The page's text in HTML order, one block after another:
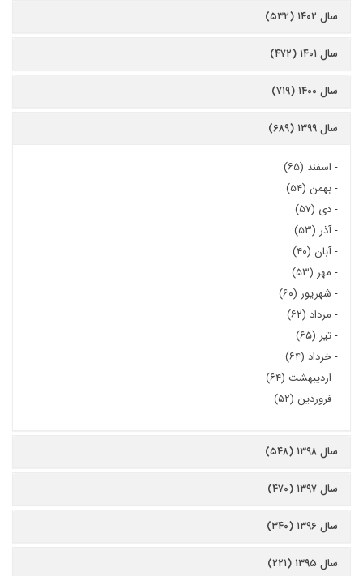
سال ۱۴۰۲ (۵۳۲)
سال ۱۴۰۱ (۴۷۲)
سال ۱۴۰۰ (۷۱۹)
سال ۱۳۹۹ (۶۸۹)
- اسفند (۶۵)
-بهمن (۵۴)
-دی (۵۷)
-آذر (۵۳)
-آبان (۴۰)
- مهر (۵۳)
- شهریور (۶۰)
- مرداد (۶۲)
-تیر (۶۵)
-خرداد (۶۴)
- اردیبهشت (۶۴)
-فروردین (۵۲)
سال ۱۳۹۸ (۵۴۸)
سال ۱۳۹۷ (۴۷۰)
سال ۱۳۹۶ (۳۴۰)
سال ۱۳۹۵ (۲۲۱)